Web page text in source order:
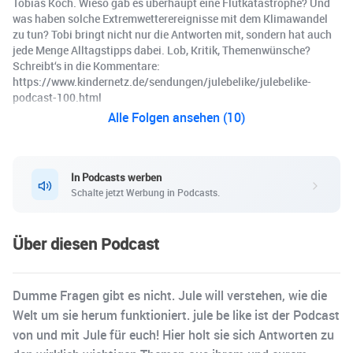
was haben solche Extremwetterereignisse mit dem Klimawandel
zu tun? Tobi bringt nicht nur die Antworten mit, sondern hat auch
jede Menge Alltagstipps dabei. Lob, Kritik, Themenwünsche?
Schreibt‘s in die Kommentare:
https://www.kindernetz.de/sendungen/julebelike/julebelike-
podcast-100.html
Alle Folgen ansehen (10)
In Podcasts werben
Schalte jetzt Werbung in Podcasts.
Über diesen Podcast
Dumme Fragen gibt es nicht. Jule will verstehen, wie die
Welt um sie herum funktioniert. jule be like ist der Podcast
von und mit Jule für euch! Hier holt sie sich Antworten zu